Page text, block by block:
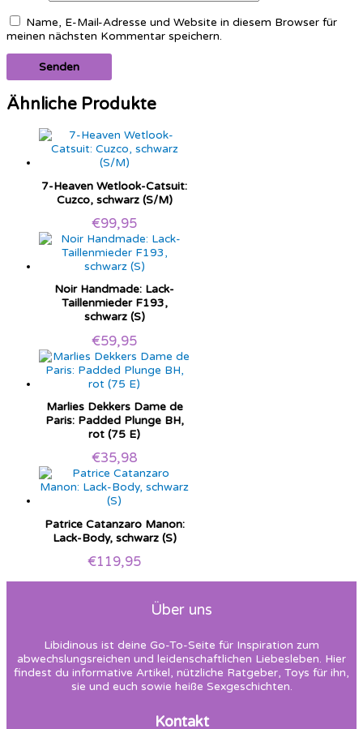
Name, E-Mail-Adresse und Website in diesem Browser für
meinen nächsten Kommentar speichern.
Ähnliche Produkte
7-Heaven Wetlook-Catsuit:
Cuzco, schwarz (S/M)
€99,95
Noir Handmade: Lack-
Taillenmieder F193,
schwarz (S)
€59,95
Marlies Dekkers Dame de
Paris: Padded Plunge BH,
rot (75 E)
€35,98
Patrice Catanzaro Manon:
Lack-Body, schwarz (S)
€119,95
Über uns
Libidinous ist deine Go-To-Seite für Inspiration zum
abwechslungsreichen und leidenschaftlichen Liebesleben. Hier
findest du informative Artikel, nützliche Ratgeber, Toys für ihn,
sie und euch sowie heiße Sexgeschichten.
Kontakt